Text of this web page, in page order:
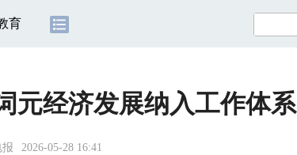
育
元经济发展纳入工作体系
报 2026-05-28 16:41